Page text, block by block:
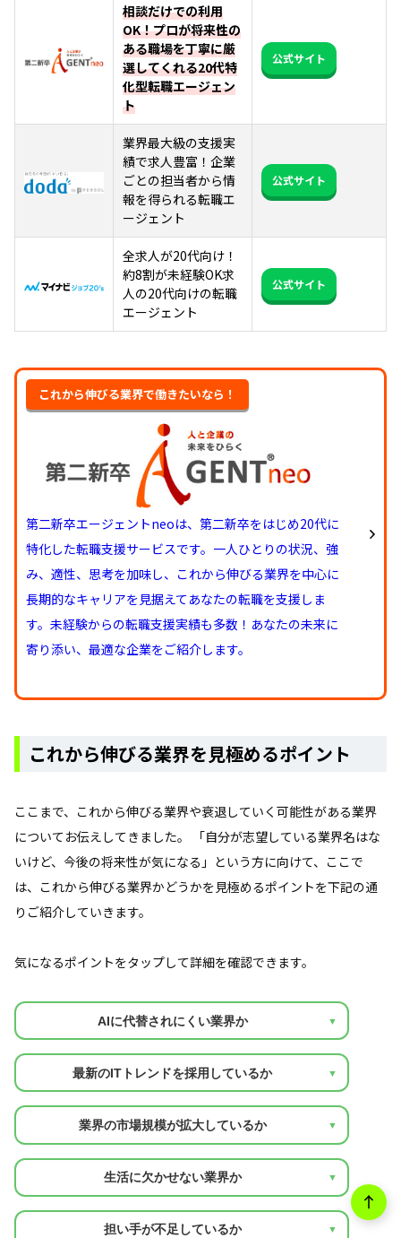
相談だけでの利用
OK！プロが将来性の
ある職場を丁寧に厳
選してくれる20代特
化型転職エージェン
ト
公式サイト
業界最大級の支援実
績で求人豊富！企業
ごとの担当者から情
報を得られる転職エ
ージェント
公式サイト
全求人が20代向け！
約8割が未経験OK求
人の20代向けの転職
エージェント
公式サイト
これから伸びる業界で働きたいなら！
第二新卒エージェントneoは、第二新卒をはじめ20代に
特化した転職支援サービスです。一人ひとりの状況、強
み、適性、思考を加味し、これから伸びる業界を中心に
長期的なキャリアを見据えてあなたの転職を支援しま
す。未経験からの転職支援実績も多数！あなたの未来に
寄り添い、最適な企業をご紹介します。
これから伸びる業界を見極めるポイント
ここまで、これから伸びる業界や衰退していく可能性がある業界
についてお伝えしてきました。 「自分が志望している業界名はな
いけど、今後の将来性が気になる」という方に向けて、ここで
は、これから伸びる業界かどうかを見極めるポイントを下記の通
りご紹介していきます。
気になるポイントをタップして詳細を確認できます。
AIに代替されにくい業界か
最新のITトレンドを採用しているか
業界の市場規模が拡大しているか
生活に欠かせない業界か
担い手が不足しているか